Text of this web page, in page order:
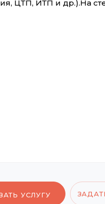
ЦТП, ИТП и др.).На
УСЛУГУ